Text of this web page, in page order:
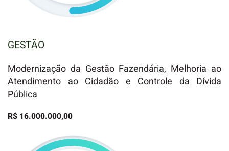
GESTÃO
Modernização da Gestão Fazendária, Melhoria ao
Atendimento ao Cidadão e Controle da Dívida
Pública
R$ 16.000.000,00